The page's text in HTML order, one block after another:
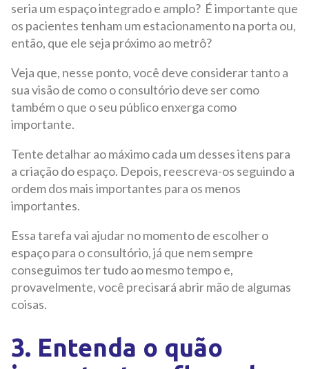
seria um espaço integrado e amplo? É importante que
os pacientes tenham um estacionamento na porta ou,
então, que ele seja próximo ao metrô?
Veja que, nesse ponto, você deve considerar tanto a
sua visão de como o consultório deve ser como
também o que o seu público enxerga como
importante.
Tente detalhar ao máximo cada um desses itens para
a criação do espaço. Depois, reescreva-os seguindo a
ordem dos mais importantes para os menos
importantes.
Essa tarefa vai ajudar no momento de escolher o
espaço para o consultório, já que nem sempre
conseguimos ter tudo ao mesmo tempo e,
provavelmente, você precisará abrir mão de algumas
coisas.
3. Entenda o quão